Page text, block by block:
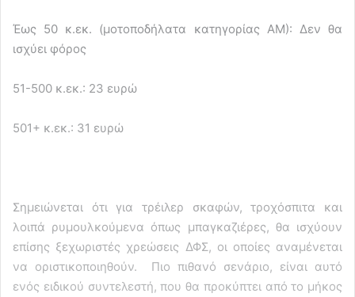
Έως 50 κ.εκ. (μοτοποδήλατα κατηγορίας ΑΜ): Δεν θα
ισχύει φόρος
51-500 κ.εκ.: 23 ευρώ
501+ κ.εκ.: 31 ευρώ
Σημειώνεται ότι για τρέιλερ σκαφών, τροχόσπιτα και
λοιπά ρυμουλκούμενα όπως μπαγκαζιέρες, θα ισχύουν
επίσης ξεχωριστές χρεώσεις ΔΦΣ, οι οποίες αναμένεται
να οριστικοποιηθούν. Πιο πιθανό σενάριο, είναι αυτό
ενός ειδικού συντελεστή, που θα προκύπτει από το μήκος